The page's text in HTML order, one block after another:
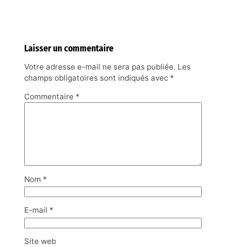
Laisser un commentaire
Votre adresse e-mail ne sera pas publiée. Les
champs obligatoires sont indiqués avec *
Commentaire *
Nom *
E-mail *
Site web